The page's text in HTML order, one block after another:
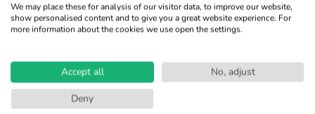
Von Musikern geprüft
Kein Abo. Fairer Einzelkauf.
We may place these for analysis of our visitor data, to improve our website,
show personalised content and to give you a great website experience. For
more information about the cookies we use open the settings.
Accept all
No, adjust
Deny